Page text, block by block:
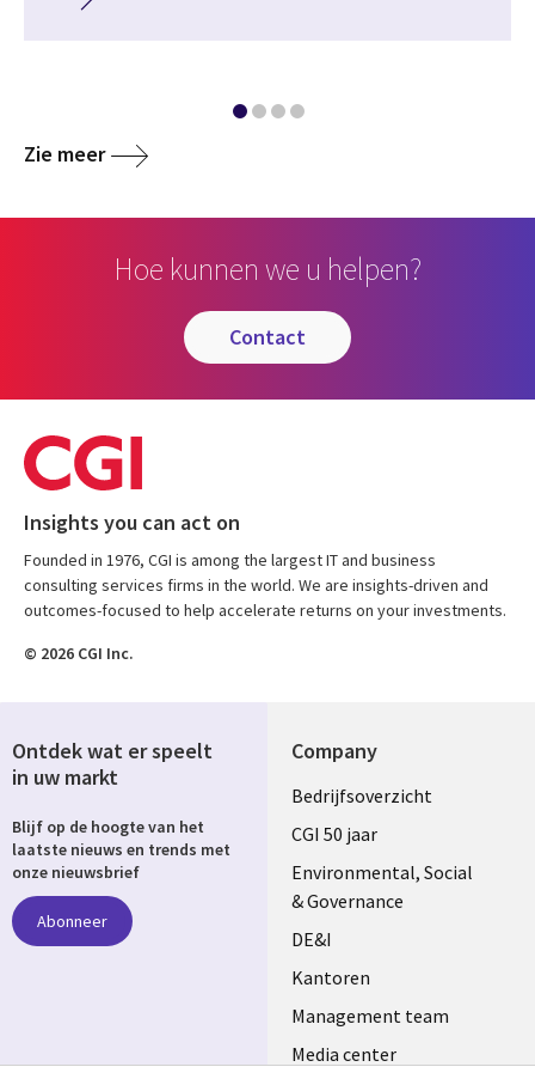
Zie meer
Hoe kunnen we u helpen?
contact
Insights you can act on
Founded in 1976, CGI is among the largest IT and business
consulting services firms in the world. We are insights-driven and
outcomes-focused to help accelerate returns on your investments.
© 2026 CGI Inc.
Company
Useful
links
NETHERLANDS
Bedrijfsoverzicht
CGI 50 jaar
Environmental, Social
& Governance
DE&I
Kantoren
Management team
Media center
Ontdek wat er speelt
in uw markt
Blijf op de hoogte van het
laatste nieuws en trends met
onze nieuwsbrief
Abonneer